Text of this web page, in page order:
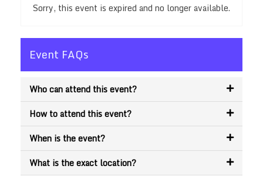
Sorry, this event is expired and no longer available.
Event FAQs
Who can attend this event?
How to attend this event?
When is the event?
What is the exact location?